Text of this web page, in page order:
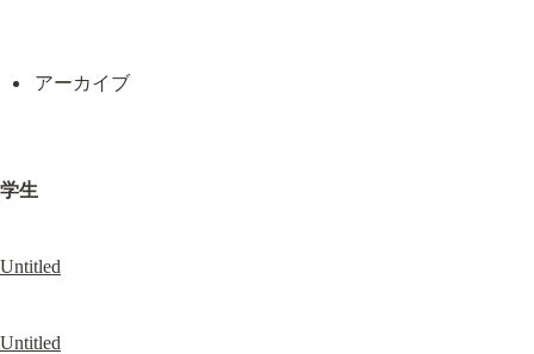
アーカイブ
学生
Untitled
Untitled